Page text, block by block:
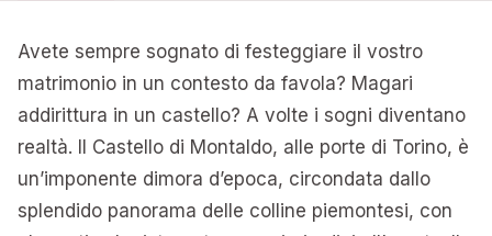
Avete sempre sognato di festeggiare il vostro
matrimonio in un contesto da favola? Magari
addirittura in un castello? A volte i sogni diventano
realtà. Il Castello di Montaldo, alle porte di Torino, è
un’imponente dimora d’epoca, circondata dallo
splendido panorama delle colline piemontesi, con